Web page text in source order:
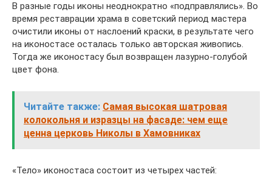
В разные годы иконы неоднократно «подправлялись». Во
время реставрации храма в советский период мастера
очистили иконы от наслоений краски, в результате чего
на иконостасе осталась только авторская живопись.
Тогда же иконостасу был возвращен лазурно-голубой
цвет фона.
Читайте также: Самая высокая шатровая
колокольня и изразцы на фасаде: чем еще
ценна церковь Николы в Хамовниках
«Тело» иконостаса состоит из четырех частей: